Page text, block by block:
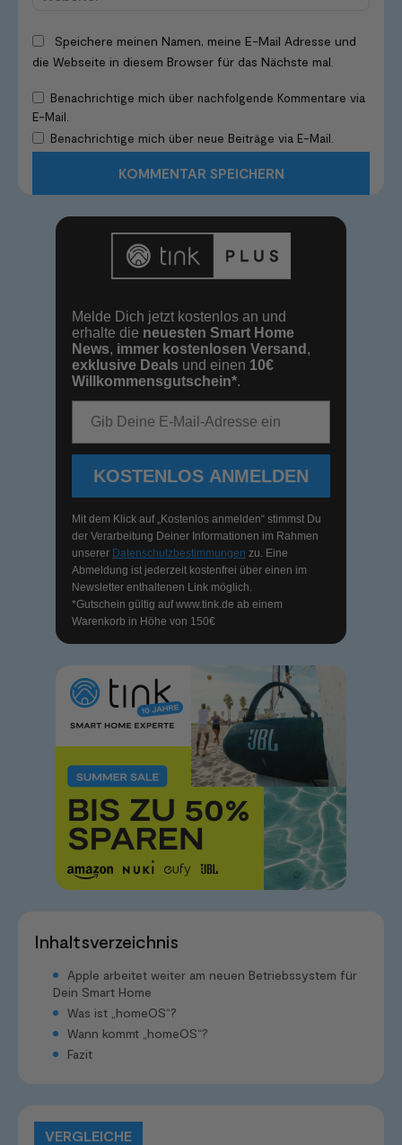
Speichere meinen Namen, meine E-Mail Adresse und
die Webseite in diesem Browser für das Nächste mal.
Benachrichtige mich über nachfolgende Kommentare via
E-Mail.
Benachrichtige mich über neue Beiträge via E-Mail.
Melde Dich jetzt kostenlos an und
erhalte die neuesten Smart Home
News, immer kostenlosen Versand ,
exklusive Deals und einen 10€
Willkommensgutschein*.
KOSTENLOS ANMELDEN
Mit dem Klick auf „Kostenlos anmelden“ stimmst Du
der Verarbeitung Deiner Informationen im Rahmen
unserer Datenschutzbestimmungen zu. Eine
Abmeldung ist jederzeit kostenfrei über einen im
Newsletter enthaltenen Link möglich.
*Gutschein gültig aufwww.tink.de ab einem
Warenkorb in Höhe von 150€
Inhaltsverzeichnis
Apple arbeitet weiter am neuen Betriebssystem für
Dein Smart Home
Was ist „homeOS“?
Wann kommt „homeOS“?
Fazit
VERGLEICHE